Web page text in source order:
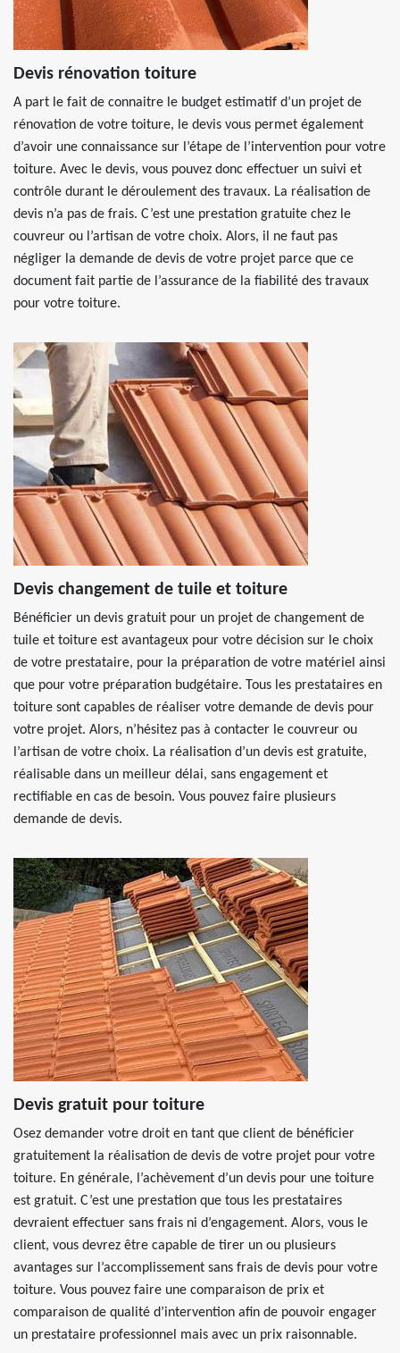
Devis rénovation toiture
A part le fait de connaitre le budget estimatif d’un projet de
rénovation de votre toiture, le devis vous permet également
d’avoir une connaissance sur l’étape de l’intervention pour votre
toiture. Avec le devis, vous pouvez donc effectuer un suivi et
contrôle durant le déroulement des travaux. La réalisation de
devis n’a pas de frais. C’est une prestation gratuite chez le
couvreur ou l’artisan de votre choix. Alors, il ne faut pas
négliger la demande de devis de votre projet parce que ce
document fait partie de l’assurance de la fiabilité des travaux
pour votre toiture.
Devis changement de tuile et toiture
Bénéficier un devis gratuit pour un projet de changement de
tuile et toiture est avantageux pour votre décision sur le choix
de votre prestataire, pour la préparation de votre matériel ainsi
que pour votre préparation budgétaire. Tous les prestataires en
toiture sont capables de réaliser votre demande de devis pour
votre projet. Alors, n’hésitez pas à contacter le couvreur ou
l’artisan de votre choix. La réalisation d’un devis est gratuite,
réalisable dans un meilleur délai, sans engagement et
rectifiable en cas de besoin. Vous pouvez faire plusieurs
demande de devis.
Devis gratuit pour toiture
Osez demander votre droit en tant que client de bénéficier
gratuitement la réalisation de devis de votre projet pour votre
toiture. En générale, l’achèvement d’un devis pour une toiture
est gratuit. C’est une prestation que tous les prestataires
devraient effectuer sans frais ni d’engagement. Alors, vous le
client, vous devrez être capable de tirer un ou plusieurs
avantages sur l’accomplissement sans frais de devis pour votre
toiture. Vous pouvez faire une comparaison de prix et
comparaison de qualité d’intervention afin de pouvoir engager
un prestataire professionnel mais avec un prix raisonnable.